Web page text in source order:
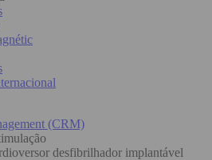
(CRM)
desfibrilhador implantável